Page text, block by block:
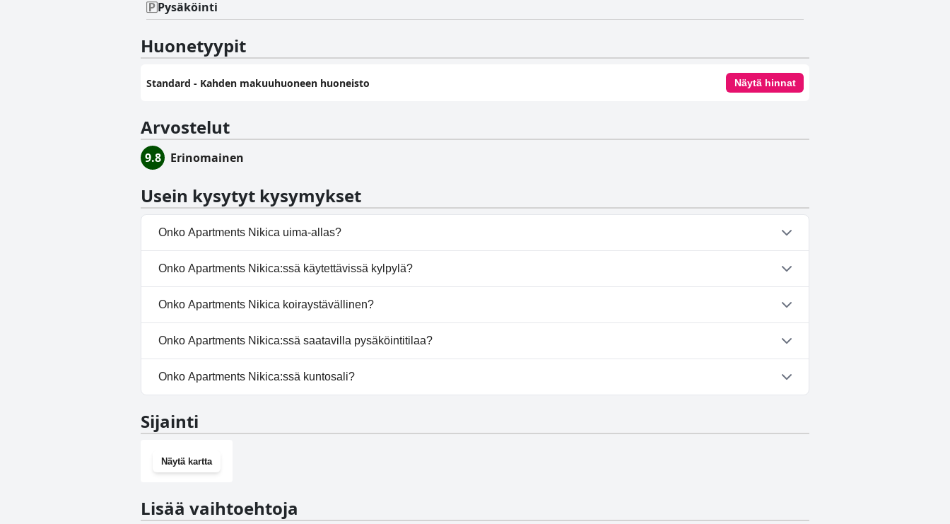
Pysäköinti
Huonetyypit
Standard - Kahden makuuhuoneen huoneisto Näytä hinnat
Arvostelut
9.8 Erinomainen
Usein kysytyt kysymykset
Onko Apartments Nikica uima-allas?
Ei, Apartments Nikica ei ole uima-allasta.
Onko Apartments Nikica:ssä käytettävissä kylpylä?
Ei, Apartments Nikica ei tarjoa kylpylää.
Onko Apartments Nikica koiraystävällinen?
Kyllä, Apartments Nikica toivottaa koirat tervetulleiksi.
Onko Apartments Nikica:ssä saatavilla pysäköintitilaa?
Kyllä, Apartments Nikica tarjoaa pysäköintimahdollisuuden.
Onko Apartments Nikica:ssä kuntosali?
Sijainti
Näytä kartta
Lisää vaihtoehtoja